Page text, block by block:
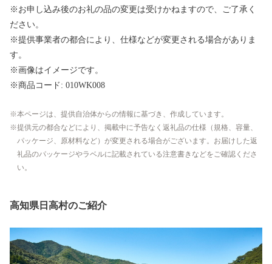
※お申し込み後のお礼の品の変更は受けかねますので、ご了承く
ださい。
※提供事業者の都合により、仕様などが変更される場合がありま
す。
※画像はイメージです。
※商品コード: 010WK008
本ページは、提供自治体からの情報に基づき、作成しています。
提供元の都合などにより、掲載中に予告なく返礼品の仕様（規格、容量、
パッケージ、原材料など）が変更される場合がございます。お届けした返
礼品のパッケージやラベルに記載されている注意書きなどをご確認くださ
い。
高知県日高村のご紹介